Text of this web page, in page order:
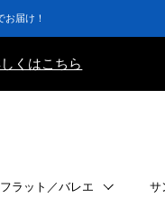
届け！
ら ♡ 会
フラット／バレエ サ